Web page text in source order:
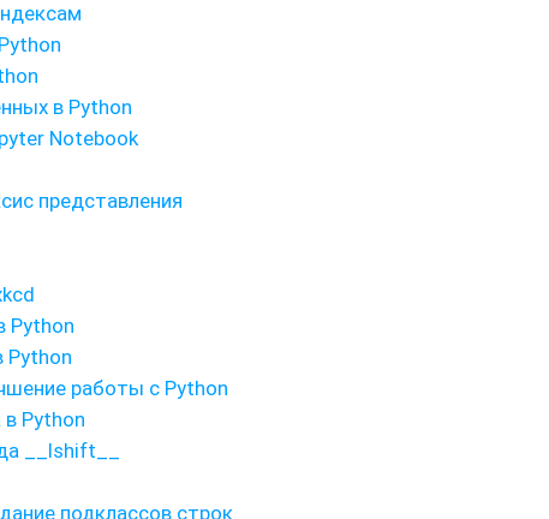
в Python
Notebook
представления
Python
Python
работы с Python
Python
__lshift__
подклассов строк